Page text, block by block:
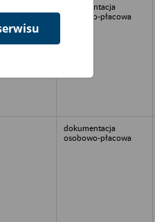
dokumentacja
osobowo-płacowa
dokumentacja
osobowo-płacowa